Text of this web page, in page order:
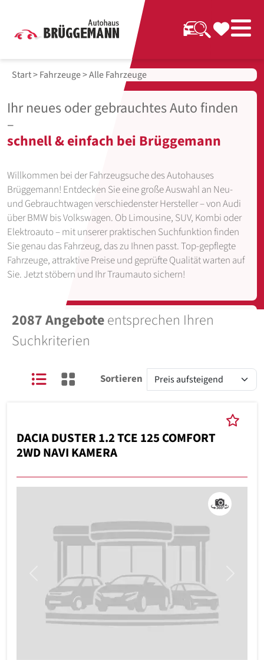
Start>Fahrzeuge> Alle Fahrzeuge
Ihr neues oder gebrauchtes Auto finden
–
schnell & einfach bei Brüggemann
Willkommen bei der Fahrzeugsuche des Autohauses
Brüggemann! Entdecken Sie eine große Auswahl an Neu-
und Gebrauchtwagen verschiedenster Hersteller – von Audi
über BMW bis Volkswagen. Ob Limousine, SUV, Kombi oder
Elektroauto – mit unserer praktischen Suchfunktion finden
Sie genau das Fahrzeug, das zu Ihnen passt. Top-gepflegte
Fahrzeuge, attraktive Preise und geprüfte Qualität warten auf
Sie. Jetzt stöbern und Ihr Traumauto sichern!
2087 Angeboteentsprechen Ihren
Suchkriterien
Sortieren
DACIA DUSTER 1.2 TCE 125 COMFORT
2WD NAVI KAMERA
Previous